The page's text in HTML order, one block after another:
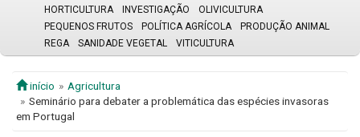
HORTICULTURA
INVESTIGAÇÃO
OLIVICULTURA
PEQUENOS FRUTOS
POLÍTICA AGRÍCOLA
PRODUÇÃO ANIMAL
REGA
SANIDADE VEGETAL VITICULTURA
início
Agricultura
Seminário para debater a problemática das espécies invasoras
em Portugal